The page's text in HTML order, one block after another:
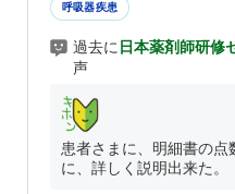
呼吸器疾患
過去に 日本薬剤師研修
声
患者さまに、明細書の
に、詳しく説明出来た。